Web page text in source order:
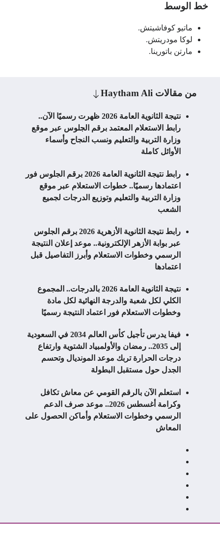
خط الوسط
ماتيو كوفاشيتش.
لوكا مودريتش.
مارتن باتورينا.
من مقالات Haytham Ali
نتيجة الثانوية العامة 2026 ظهرت رسميًا الآن..
رابط الاستعلام المعتمد برقم الجلوس عبر موقع
وزارة التربية والتعليم ونسب النجاح وأسماء
الأوائل كاملة
رابط نتيجة الثانوية العامة 2026 برقم الجلوس فور
اعتمادها رسميًا.. خطوات الاستعلام عبر موقع
وزارة التربية والتعليم وتوزيع الدرجات لجميع
الشعب
رابط نتيجة الثانوية الأزهرية 2026 برقم الجلوس
عبر بوابة الأزهر الإلكترونية.. موعد إعلان النتيجة
الرسمي وخطوات الاستعلام وأبرز التفاصيل قبل
اعتمادها
نتيجة الثانوية العامة 2026 بالدرجات.. المجموع
الكلي لكل شعبة والدرجة النهائية لكل مادة
وخطوات الاستعلام فور اعتماد النتيجة رسميًا
فيفا يدرس تأجيل كأس العالم 2034 في السعودية
إلى 2035.. رمضان والأولمبياد الشتوية وارتفاع
درجات الحرارة تربك موعد المونديال وتحسم
الجدل حول مستقبل البطولة
استعلم الآن بالرقم القومي عن معاش تكافل
وكرامة أغسطس 2026.. موعد صرف الدعم
الرسمي وخطوات الاستعلام وأماكن الحصول على
المعاش